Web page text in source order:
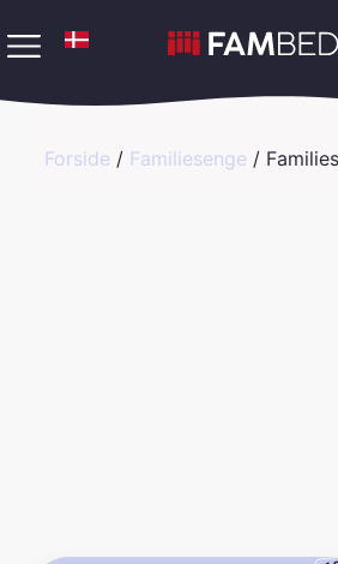
Forside / Familiesenge /